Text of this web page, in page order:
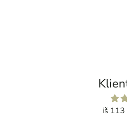
iš